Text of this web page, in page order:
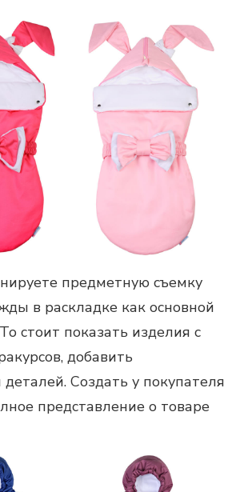
предметную съемку
в раскладке как основной
стоит показать изделия с
добавить
Создать у покупателя
представление о товаре